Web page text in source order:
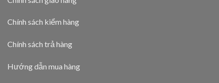
Chính sách kiểm hàng
Chính sách trả hàng
Hướng dẫn mua hàng